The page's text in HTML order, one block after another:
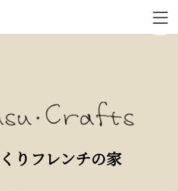
| Crasu・crafts（クラスクラフツ）
りフレンチの家